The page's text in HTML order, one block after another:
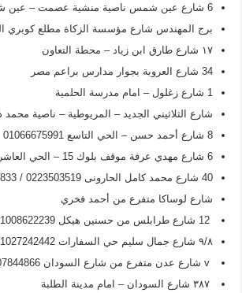
6 شارع عين شمس ناصية منشية عصمت – عين شمس
برج المهندس شارع مؤسسة الزكاة مطلع كوبري
۱۷ شارع طارق ابن زياد – محطة التعاون
34 شارع العروبة بجوار مدارس براعم مصر
1 شارع زغلول – امام مدرسة الحلمية
شارع الثلاثيني الجديد – المريوطية – ناصية محمد
8 شارع أحمد حسن – الحي التاسع 01066675991
6 شارع مهدي عرفة موقف بلوك 15 – الحي العاشر
40 شارع محمد كامل الحارونی 0223503519 / 01003327833
شارع لوساكا متفرع من أحمد فخري
۹/۸ شارع جمال سليم حي السفارات 01027242442 / 0226779499